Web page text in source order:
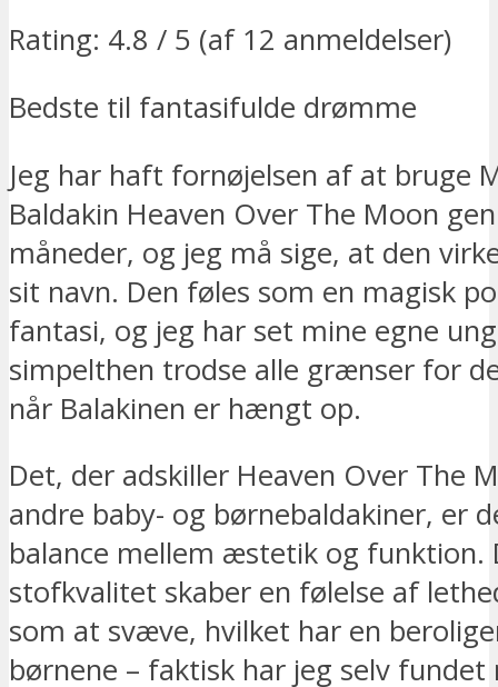
Rating: 4.8 / 5 (af 12 anmeldelser)
Bedste til fantasifulde drømme
Jeg har haft fornøjelsen af at bruge
Baldakin Heaven Over The Moon
måneder, og jeg må sige, at den
sit navn. Den føles som en magisk
fantasi, og jeg har set mine egne
simpelthen trodse alle grænser for
når Balakinen er hængt op.
Det, der adskiller Heaven Over The
andre baby- og børnebaldakiner, er
balance mellem æstetik og funktion.
stofkvalitet skaber en følelse af
som at svæve, hvilket har en
børnene – faktisk har jeg selv fundet